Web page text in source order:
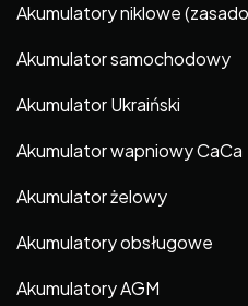
Akumulatory niklowe
Akumulator samochodowy
Akumulator Ukraiński
Akumulator wapniowy CaCa
Akumulator żelowy
Akumulatory obsługowe
Akumulatory AGM